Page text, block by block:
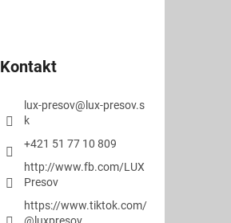
Kontakt
lux-presov@lux-presov.s
k
+421 51 77 10 809
http://www.fb.com/LUX
Presov
https://www.tiktok.com/
@luxpresov